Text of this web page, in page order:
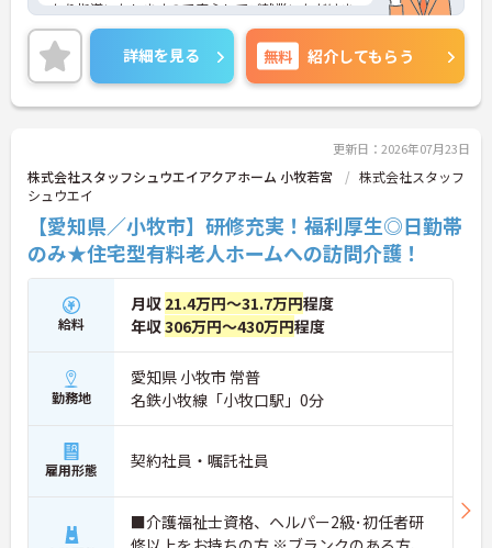
かり指導いたしますので安心してご就業いただけま
す！
施設の見学からも可能です◎
ご興味をお持ちの方はお気軽にお問合せ下さい。
詳細を見る 無料 紹介してもらう
更新日：2026年07月23日
株式会社スタッフシュウエイアクアホーム 小牧若宮
株式会社スタッフ
シュウエイ
【愛知県／小牧市】研修充実！福利厚生◎日勤帯
のみ★住宅型有料老人ホームへの訪問介護！
給料
月収 21.4万円～31.7万円程度
年収306万円～430万円程度
勤務地
愛知県 小牧市 常普
名鉄小牧線「小牧口駅」0分
雇用形態 契約社員・嘱託社員
■介護福祉士資格、ヘルパー2級･初任者研